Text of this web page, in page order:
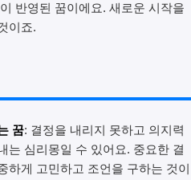
반영된 꿈이에요. 새로운 시작을
이죠.
꿈: 결정을 내리지 못하고 의지력
는 심리몽일 수 있어요. 중요한 결
하게 고민하고 조언을 구하는 것이